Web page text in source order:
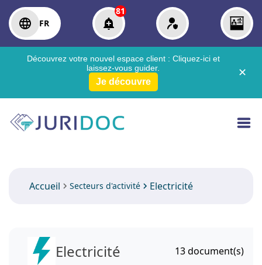
FR
81
Découvrez votre nouvel espace client : Cliquez-ici et
laissez-vous guider.
Je découvre
✕
Accueil Secteurs d'activité Electricité
Electricité 13document(s)